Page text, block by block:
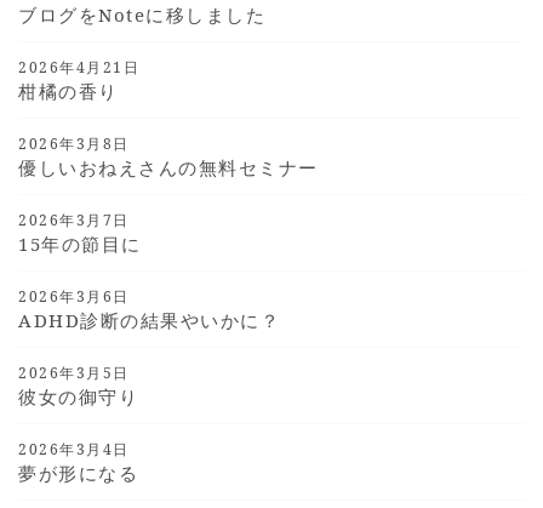
ブログをnoteに移しました
2026年4月21日
柑橘の香り
2026年3月8日
優しいおねえさんの無料セミナー
2026年3月7日
15年の節目に
2026年3月6日
ADHD診断の結果やいかに？
2026年3月5日
彼女の御守り
2026年3月4日
夢が形になる